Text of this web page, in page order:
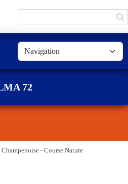
72
- Course Nature